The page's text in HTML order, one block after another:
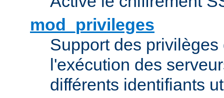
mod_privileges
Support des
l'exécution des
différents identifiants